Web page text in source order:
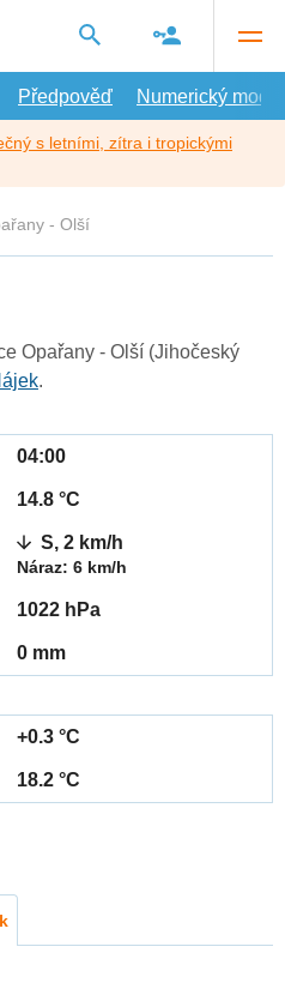
Předpověď Numerický model
s letními, zítra i tropickými
- Olší
Opařany - Olší (Jihočeský
.
04:00
14.8 °C
S, 2 km/h
Náraz: 6 km/h
1022 hPa
0 mm
+0.3 °C
18.2 °C